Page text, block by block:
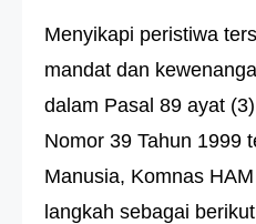
Menyikapi peristiwa
mandat dan
dalam Pasal 89 ayat
Nomor 39 Tahun 1999
Manusia, Komnas
langkah sebagai